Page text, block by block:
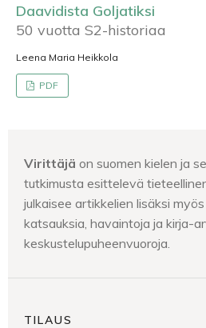
Daavidista Goljatiksi
50 vuotta S2-historiaa
Leena Maria Heikkola
PDF
Virittäjä on suomen kielen ja
tutkimusta esittelevä
julkaisee artikkelien lisäksi
katsauksia, havaintoja ja kirja-
keskustelupuheenvuoroja.
TILAUS